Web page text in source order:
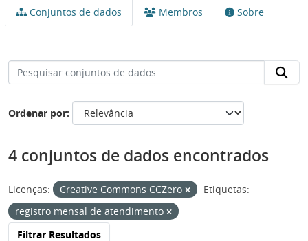
Conjuntos de dados Membros Sobre
Ordenar por
4 conjuntos de dados encontrados
Licenças: Creative Commons CCZero
Etiquetas:
registro mensal de atendimento
Filtrar Resultados